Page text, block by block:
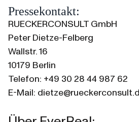
Pressekontakt:
RUECKERCONSULT GmbH
Peter Dietze-Felberg
Wallstr. 16
10179 Berlin
Telefon: +49 30 28 44 987 62
E-Mail: